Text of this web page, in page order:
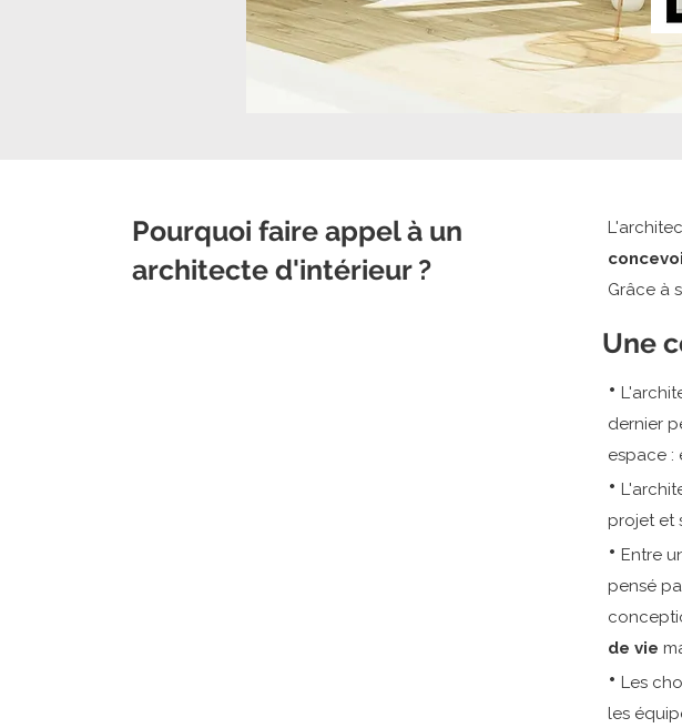
Pourquoi faire appel à un
architecte d'intérieur ?
Grâce à
Une
•
dernier
espace :
•
projet et
• Entre
pensé
de vie
• Les
les